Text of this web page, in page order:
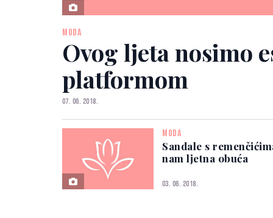
MODA
Ovog ljeta nosimo
platformom
07. 06. 2018.
MODA
Sandale s
nam ljetna obuća
03. 06. 2018.